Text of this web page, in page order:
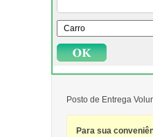
Posto de Entrega
Para sua